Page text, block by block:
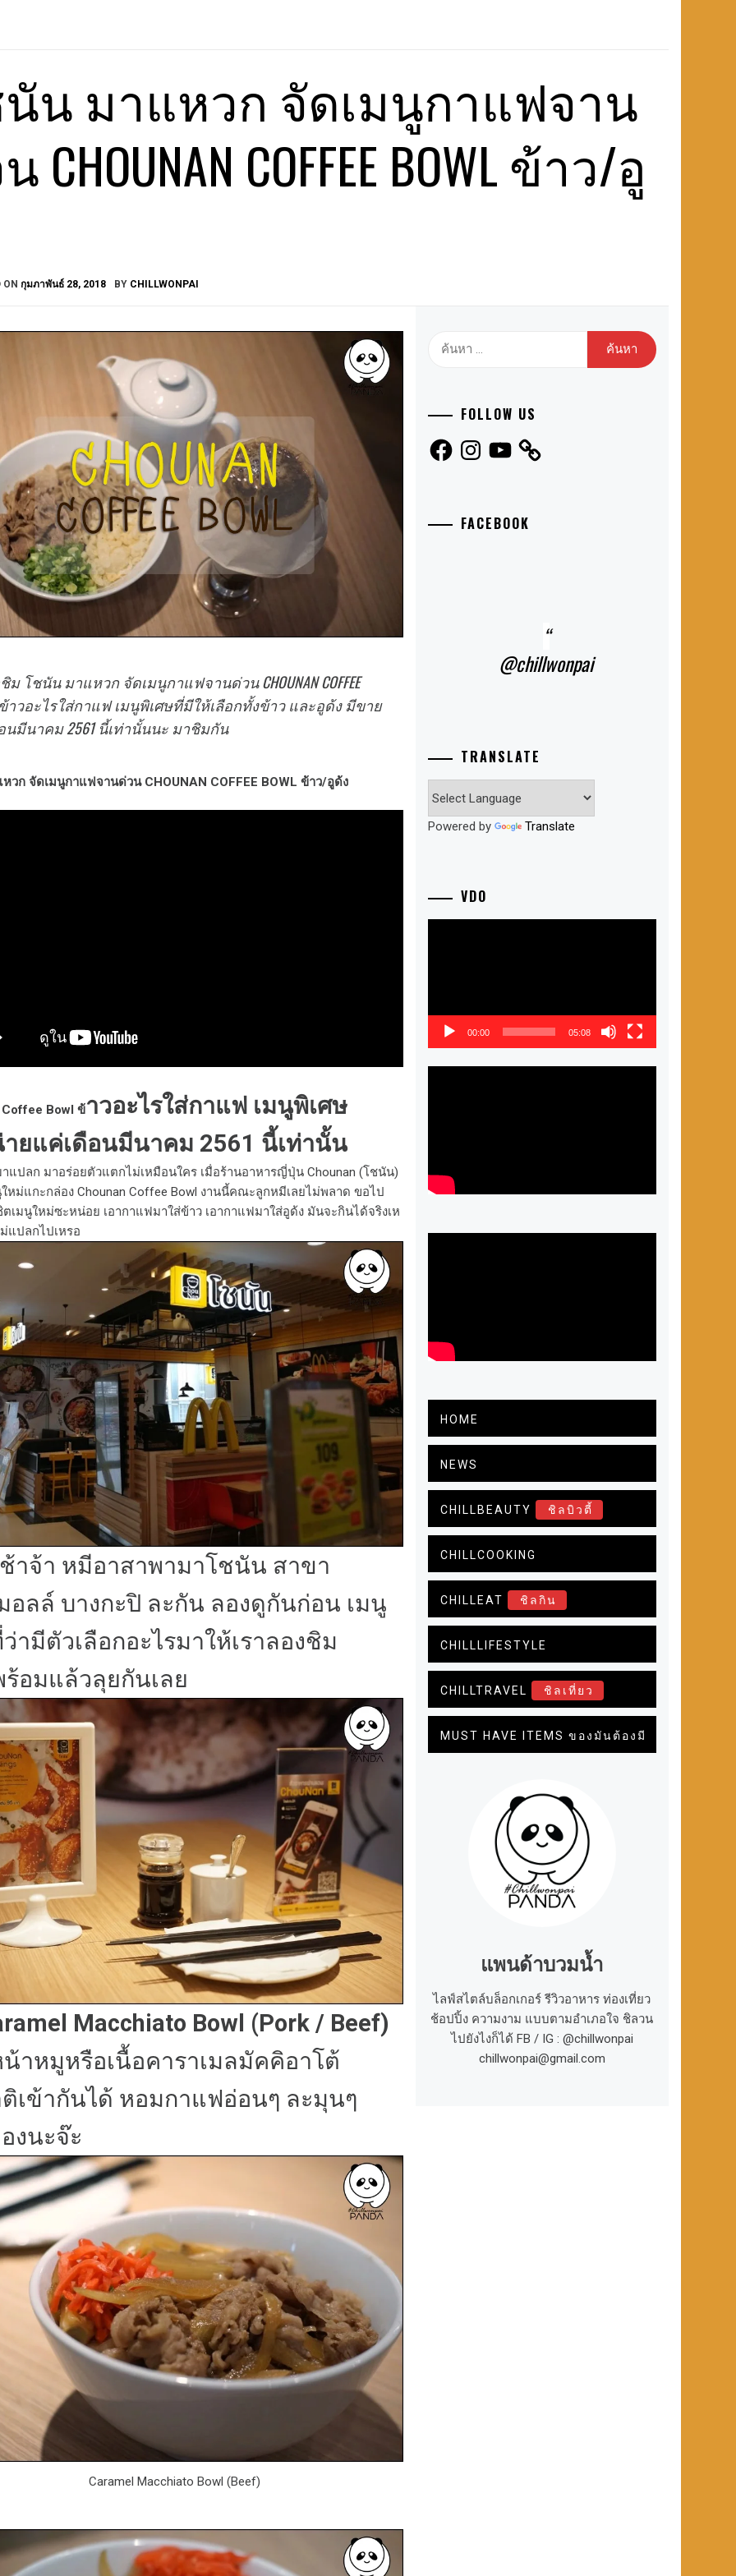
น มาแหวก จัดเมนูกาแฟจาน
CHOUNAN COFFEE BOWL ข้าว/อู
ONกุมภาพันธ์ 28, 2018 BY CHILLWONPAI
โชนัน มาแหวก จัดเมนูกาแฟจานด่วน CHOUNAN COFFEE
ข้าวอะไรใส่กาแฟ เมนูพิเศษที่มีให้เลือกทั้งข้าว และอูด้ง มีขาย
นมีนาคม 2561 นี้เท่านั้นนะ มาชิมกัน
วก จัดเมนูกาแฟจานด่วน CHOUNAN COFFEE BOWL ข้าว/อูด้ง
Bowl ข้าวอะไรใส่กาแฟ เมนูพิเศษ
ยแค่เดือนมีนาคม 2561 นี้เท่านั้น
แปลก มาอร่อยตัวแตกไม่เหมือนใคร เมื่อร้านอาหารญี่ปุ่น Chounan (โชนัน)
หม่แกะกล่อง Chounan Coffee Bowl งานนี้คณะลูกหมีเลยไม่พลาด ขอไป
เมนูใหม่ซะหน่อย เอากาแฟมาใส่ข้าว เอากาแฟมาใส่อูด้ง มันจะกินได้จริงเห
แปลกไปเหรอ
าจ้า หมีอาสาพามาโชนัน สาขา
อลล์ บางกะปิ ละกัน ลองดูกันก่อน เมนู
ามีตัวเลือกอะไรมาให้เราลองชิม
อมแล้วลุยกันเลย
Macchiato Bowl (Pork / Beef)
าหมูหรือเนื้อคาราเมลมัคคิอาโต้
เข้ากันได้ หอมกาแฟอ่อนๆ ละมุนๆ
งนะจ๊ะ
Caramel Macchiato Bowl (Beef)
ค้นหา
FOLLOW US
FacebookInstagramYouTube
FACEBOOK
@chillwonpai
TRANSLATE
Powered by Translate
VDO
00:00 05:08
HOME
NEWS
CHILLBEAUTY ชิลบิวตี้
CHILLCOOKING
CHILLEAT ชิลกิน
CHILLLIFESTYLE
CHILLTRAVEL ชิลเที่ยว
MUST HAVE ITEMS ของมันต้องมี
แพนด้าบวมน้ำ
ไลฟ์สไตล์บล็อกเกอร์ รีวิวอาหาร ท่องเที่ยว
ช้อปปิ้ง ความงาม แบบตามอำเภอใจ ชิลวน
ไปยังไงก็ได้ FB / IG : @chillwonpai
chillwonpai@gmail.com